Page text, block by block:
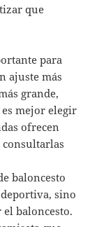
que
para
ajuste más
grande,
mejor elegir
ofrecen
baloncesto
sino
baloncesto.